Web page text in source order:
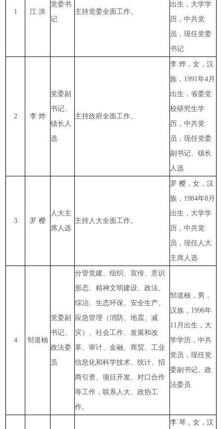
1 江 洪
党委书
记
主持党委全面工作。
出生，大学学
历，中共党
员，现任党委
书记
2 李 烨
党委副
书记、
镇长人
选
主持政府全面工作。
李 烨，女，汉
族，1991年4月
出生，省委党
校研究生学
历，中共党
员，现任党委
副书记、镇长
人选
3 罗 樱
人大主
席人选
主持人大全面工作。
罗 樱，女，汉
族，1984年8月
出生，大学学
历，中共党
员，现任人大
主席人选
4 邹道柚
党委副
书记、
政法委
员
分管党建、组织、宣传、意识
形态、精神文明建设、政法、
综治、生态环保、安全生产、
应急管理（消防、地震、减
灾）、社会工作、发展和改
革、审计、金融、商贸、工业
信息化和科学技术、统计、招
商引资、项目开发、对口合作
等工作，联系人大、政协工
作。
邹道柚，男，
汉族，1996年
11月出生，大
学学历，中共
党员，现任党
委副书记、政
法委员
李 琴，女，汉